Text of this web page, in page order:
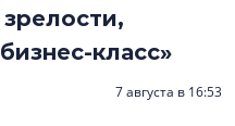
класс»
7 августа в 16:53